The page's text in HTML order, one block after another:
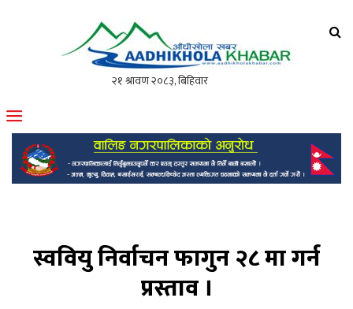
मोफसलकै लोकप्रिय अनलाइन पत्रिका
स्ववियु निर्वाचन फागुन २८ मा गर्न
प्रस्ताव ।